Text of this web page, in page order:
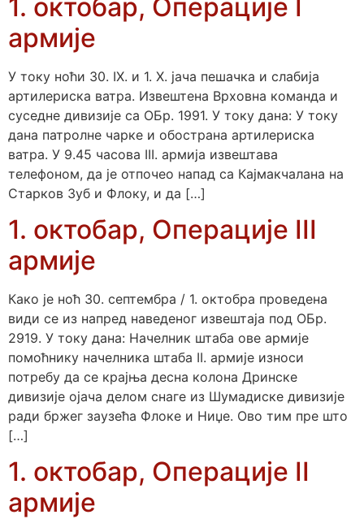
1. октобар, Операције I
армије
У току ноћи 30. IХ. и 1. Х. јача пешачка и слабија
артилериска ватра. Извештена Врховна команда и
суседне дивизије са ОБр. 1991. У току дана: У току
дана патролне чарке и обострана артилериска
ватра. У 9.45 часова III. армија извештава
телефоном, да је отпочео напад са Кајмакчалана на
Старков Зуб и Флоку, и да […]
1. октобар, Операције III
армије
Како је ноћ 30. септембра / 1. октобра проведена
види се из напред наведеног извештаја под ОБр.
2919. У току дана: Начелник штаба ове армије
помоћнику начелника штаба II. армије износи
потребу да се крајња десна колона Дринске
дивизије ојача делом снаге из Шумадиске дивизије
ради бржег заузећа Флоке и Ниџе. Ово тим пре што
[…]
1. октобар, Операције II
армије